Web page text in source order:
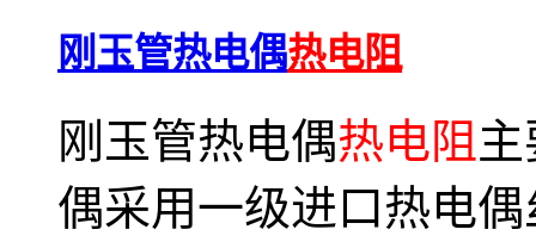
刚玉管热电偶热电阻
刚玉管热电偶热电阻
偶采用一级进口热电偶